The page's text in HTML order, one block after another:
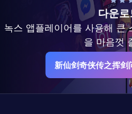
다운
녹스 앱플레이어를 사용해 큰
을 마음껏
新仙剑奇侠传之挥剑